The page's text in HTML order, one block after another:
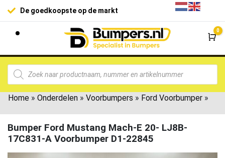
De goedkoopste op de markt
0
Home » Onderdelen » Voorbumpers » Ford Voorbumper »
Bumper Ford Mustang Mach-E 20- LJ8B-
17C831-A Voorbumper D1-22845